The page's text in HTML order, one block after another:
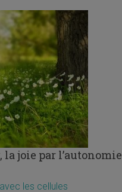
la joie par l’autonomie